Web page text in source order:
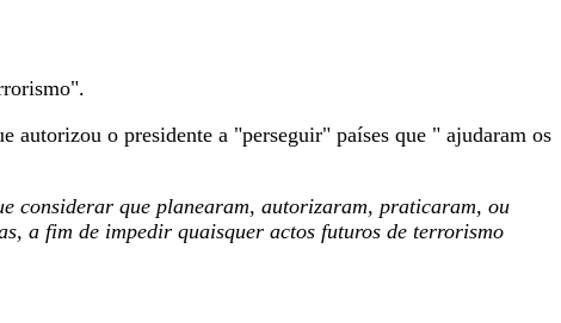
autorizou o presidente a "perseguir" países que " ajudaram os
considerar que planearam, autorizaram, praticaram, ou
a fim de impedir quaisquer actos futuros de terrorismo